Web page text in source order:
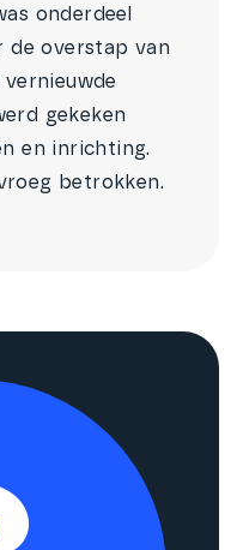
onderdeel
de overstap van
gekeken
en inrichting.
betrokken.